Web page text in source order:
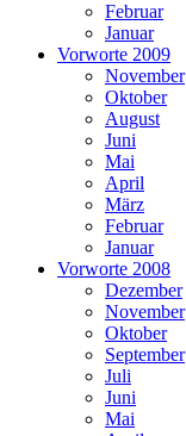
Februar
Januar
Vorworte 2009
November
Oktober
August
Juni
Mai
April
März
Februar
Januar
Vorworte 2008
Dezember
November
Oktober
September
Juli
Juni
Mai